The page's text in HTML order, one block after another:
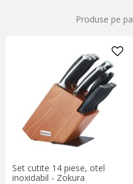
Produse pe
Set cutite 14 piese, otel
inoxidabil - Zokura